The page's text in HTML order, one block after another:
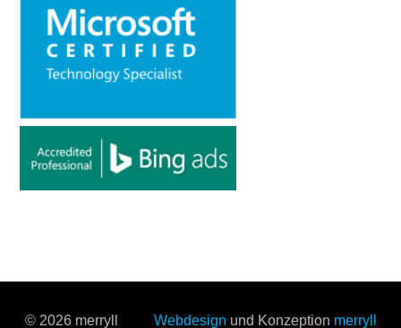
© 2026 merryll Webdesign und Konzeption merryll